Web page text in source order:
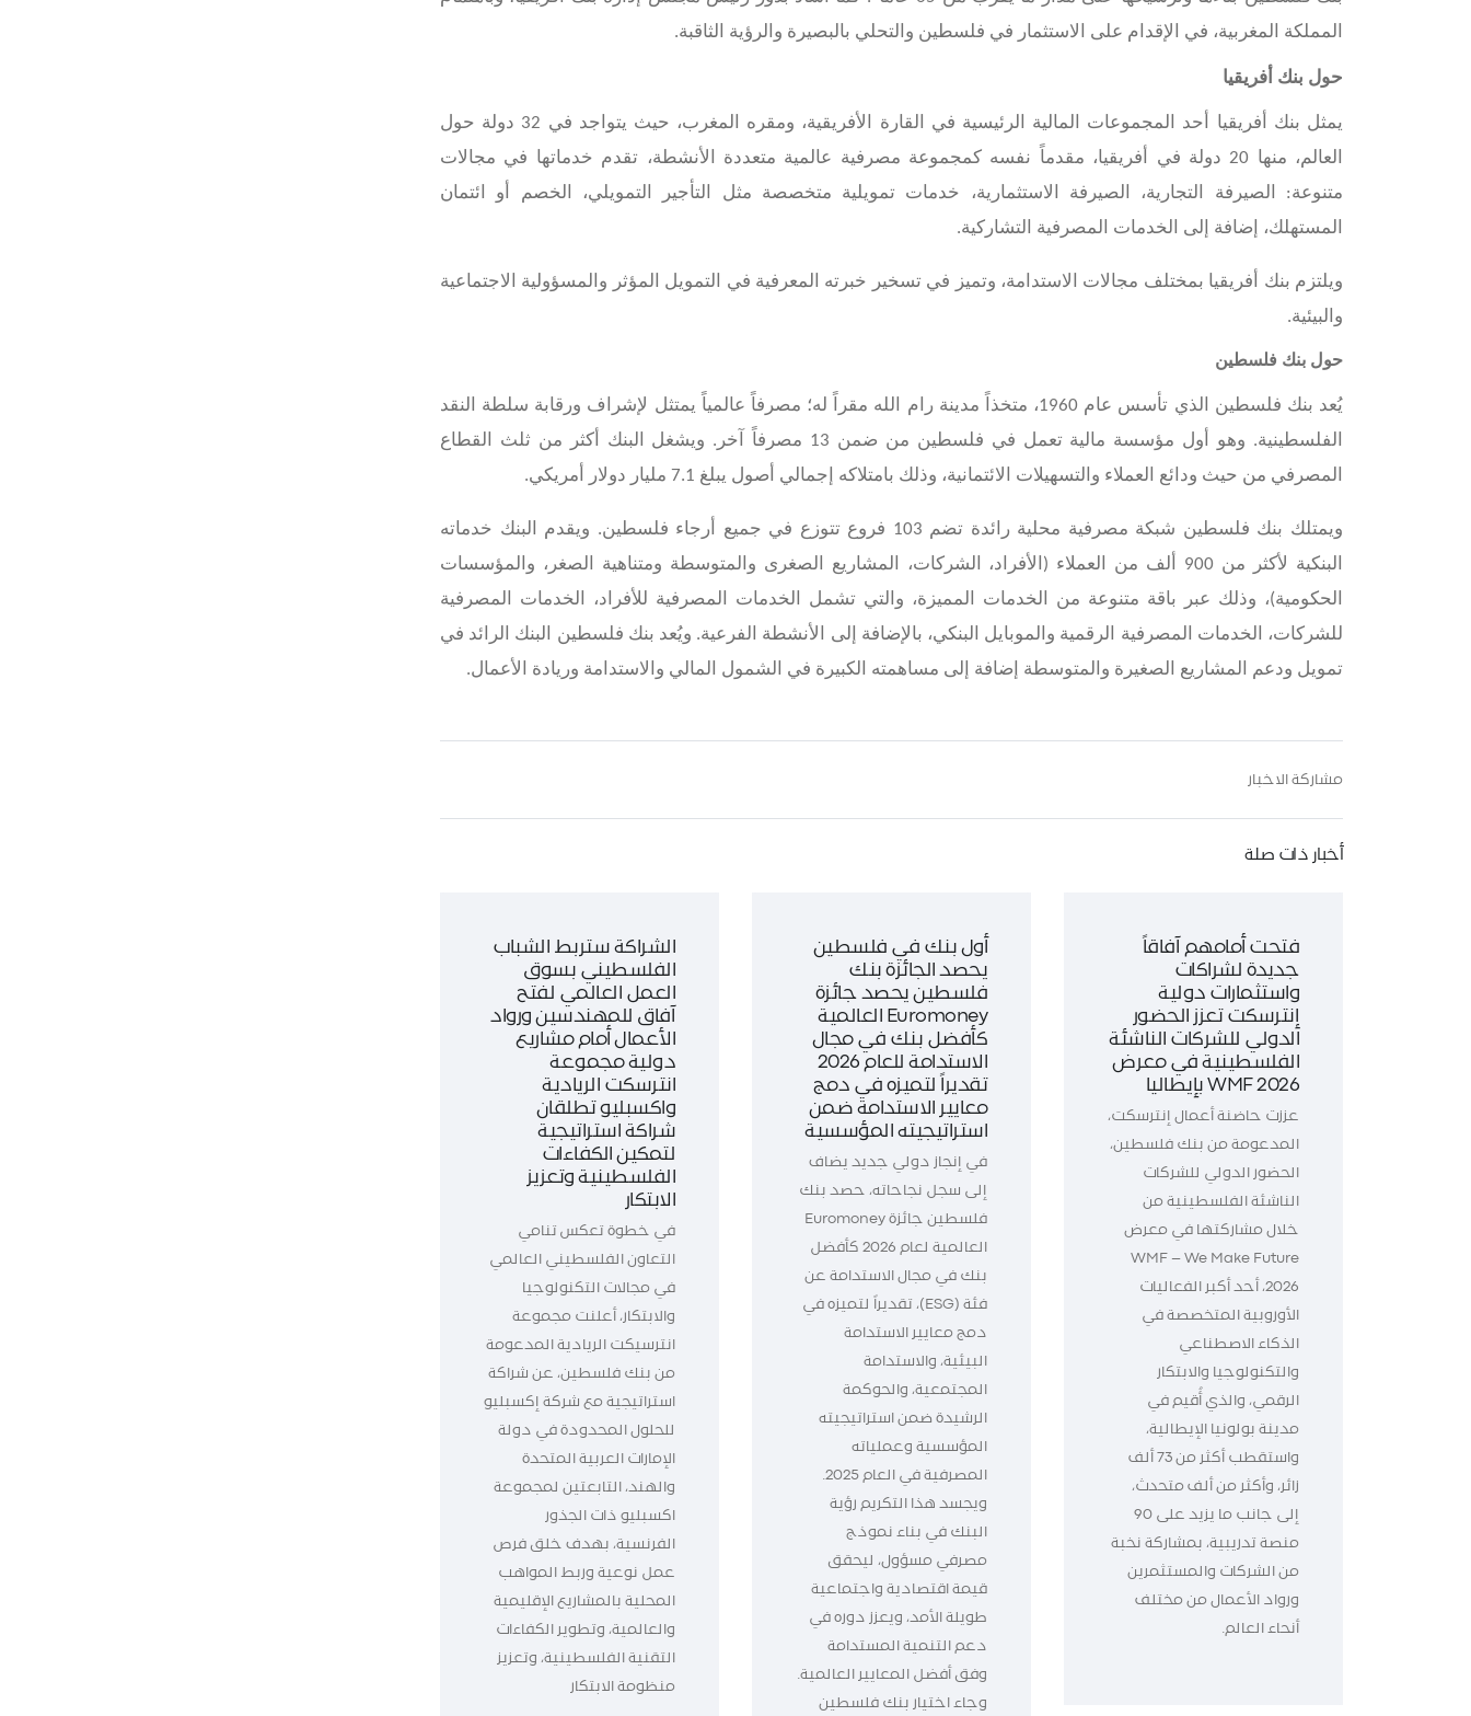
المملكة المغربية، في الإقدام على الاستثمار في فلسطين والتحلي بالبصيرة والرؤية الثاقبة.
حول بنك أفريقيا
يمثل بنك أفريقيا أحد المجموعات المالية الرئيسية في القارة الأفريقية، ومقره المغرب، حيث يتواجد في 32 دولة حول
العالم، منها 20 دولة في أفريقيا، مقدماً نفسه كمجموعة مصرفية عالمية متعددة الأنشطة، تقدم خدماتها في مجالات
متنوعة: الصيرفة التجارية، الصيرفة الاستثمارية، خدمات تمويلية متخصصة مثل التأجير التمويلي، الخصم أو ائتمان
المستهلك، إضافة إلى الخدمات المصرفية التشاركية.
ويلتزم بنك أفريقيا بمختلف مجالات الاستدامة، وتميز في تسخير خبرته المعرفية في التمويل المؤثر والمسؤولية الاجتماعية
والبيئية.
حول بنك فلسطين
يُعد بنك فلسطين الذي تأسس عام 1960، متخذاً مدينة رام الله مقراً له؛ مصرفاً عالمياً يمتثل لإشراف ورقابة سلطة النقد
الفلسطينية. وهو أول مؤسسة مالية تعمل في فلسطين من ضمن 13 مصرفاً آخر. ويشغل البنك أكثر من ثلث القطاع
المصرفي من حيث ودائع العملاء والتسهيلات الائتمانية، وذلك بامتلاكه إجمالي أصول يبلغ 7.1 مليار دولار أمريكي.
ويمتلك بنك فلسطين شبكة مصرفية محلية رائدة تضم 103 فروع تتوزع في جميع أرجاء فلسطين. ويقدم البنك خدماته
البنكية لأكثر من 900 ألف من العملاء (الأفراد، الشركات، المشاريع الصغرى والمتوسطة ومتناهية الصغر، والمؤسسات
الحكومية)، وذلك عبر باقة متنوعة من الخدمات المميزة، والتي تشمل الخدمات المصرفية للأفراد، الخدمات المصرفية
للشركات، الخدمات المصرفية الرقمية والموبايل البنكي، بالإضافة إلى الأنشطة الفرعية. ويُعد بنك فلسطين البنك الرائد في
تمويل ودعم المشاريع الصغيرة والمتوسطة إضافة إلى مساهمته الكبيرة في الشمول المالي والاستدامة وريادة الأعمال.
مشاركة الاخبار
أخبار ذات صلة
فتحت أمامهم آفاقاً
جديدة لشراكات
واستثمارات دولية
إنترسكت تعزز الحضور
الدولي للشركات الناشئة
الفلسطينية في معرض
WMF 2026 بإيطاليا
عززت حاضنة أعمال إنترسكت،
المدعومة من بنك فلسطين،
الحضور الدولي للشركات
الناشئة الفلسطينية من
خلال مشاركتها في معرض
WMF – We Make Future
2026، أحد أكبر الفعاليات
الأوروبية المتخصصة في
الذكاء الاصطناعي
والتكنولوجيا والابتكار
الرقمي، والذي أُقيم في
مدينة بولونيا الإيطالية،
واستقطب أكثر من 73 ألف
زائر، وأكثر من ألف متحدث،
إلى جانب ما يزيد على 90
منصة تدريبية، بمشاركة نخبة
من الشركات والمستثمرين
ورواد الأعمال من مختلف
أنحاء العالم.
أول بنك في فلسطين
يحصد الجائزة بنك
فلسطين يحصد جائزة
Euromoney العالمية
كأفضل بنك في مجال
الاستدامة للعام 2026
تقديراً لتميزه في دمج
معايير الاستدامة ضمن
استراتيجيته المؤسسية
في إنجاز دولي جديد يضاف
إلى سجل نجاحاته، حصد بنك
فلسطين جائزة Euromoney
العالمية لعام 2026 كأفضل
بنك في مجال الاستدامة عن
فئة (ESG)، تقديراً لتميزه في
دمج معايير الاستدامة
البيئية، والاستدامة
المجتمعية، والحوكمة
الرشيدة ضمن استراتيجيته
المؤسسية وعملياته
المصرفية في العام 2025.
ويجسد هذا التكريم رؤية
البنك في بناء نموذج
مصرفي مسؤول، ليحقق
قيمة اقتصادية واجتماعية
طويلة الأمد، ويعزز دوره في
دعم التنمية المستدامة
وفق أفضل المعايير العالمية.
وجاء اختيار بنك فلسطين
الشراكة ستربط الشباب
الفلسطيني بسوق
العمل العالمي لفتح
آفاق للمهندسين ورواد
الأعمال أمام مشاريع
دولية مجموعة
انترسكت الريادية
واكسبليو تطلقان
شراكة استراتيجية
لتمكين الكفاءات
الفلسطينية وتعزيز
الابتكار
في خطوة تعكس تنامي
التعاون الفلسطيني العالمي
في مجالات التكنولوجيا
والابتكار، أعلنت مجموعة
انترسيكت الريادية المدعومة
من بنك فلسطين، عن شراكة
استراتيجية مع شركة إكسبليو
للحلول المحدودة في دولة
الإمارات العربية المتحدة
والهند، التابعتين لمجموعة
اكسبليو ذات الجذور
الفرنسية، بهدف خلق فرص
عمل نوعية وربط المواهب
المحلية بالمشاريع الإقليمية
والعالمية، وتطوير الكفاءات
التقنية الفلسطينية، وتعزيز
منظومة الابتكار